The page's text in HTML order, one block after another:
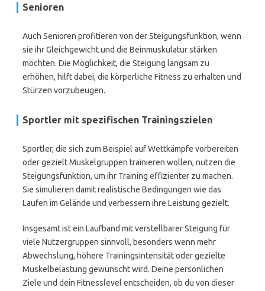
Senioren
Auch Senioren profitieren von der Steigungsfunktion, wenn
sie ihr Gleichgewicht und die Beinmuskulatur stärken
möchten. Die Möglichkeit, die Steigung langsam zu
erhöhen, hilft dabei, die körperliche Fitness zu erhalten und
Stürzen vorzubeugen.
Sportler mit spezifischen Trainingszielen
Sportler, die sich zum Beispiel auf Wettkämpfe vorbereiten
oder gezielt Muskelgruppen trainieren wollen, nutzen die
Steigungsfunktion, um ihr Training effizienter zu machen.
Sie simulieren damit realistische Bedingungen wie das
Laufen im Gelände und verbessern ihre Leistung gezielt.
Insgesamt ist ein Laufband mit verstellbarer Steigung für
viele Nutzergruppen sinnvoll, besonders wenn mehr
Abwechslung, höhere Trainingsintensität oder gezielte
Muskelbelastung gewünscht wird. Deine persönlichen
Ziele und dein Fitnesslevel entscheiden, ob du von dieser